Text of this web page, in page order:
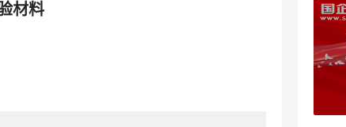
材料